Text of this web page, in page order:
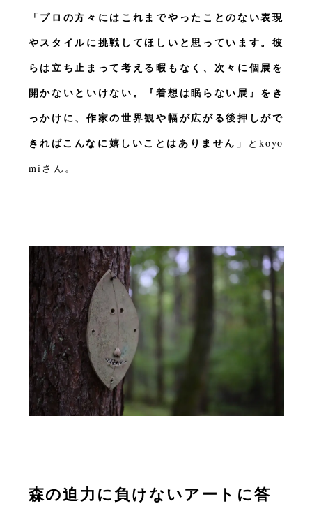
「プロの方々にはこれまでやったことのない表現
やスタイルに挑戦してほしいと思っています。彼
らは立ち止まって考える暇もなく、次々に個展を
開かないといけない。『着想は眠らない展』をき
っかけに、作家の世界観や幅が広がる後押しがで
きればこんなに嬉しいことはありません」
とkoyo
miさん。
森の迫力に負けないアートに答